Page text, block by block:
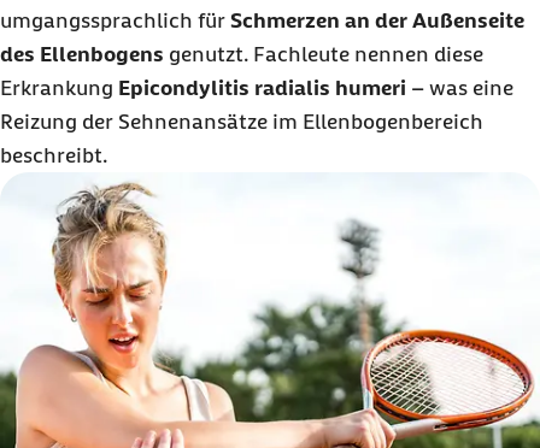
umgangssprachlich für Schmerzen an der Außenseite
des Ellenbogens genutzt. Fachleute nennen diese
Erkrankung Epicondylitis radialis humeri – was eine
Reizung der Sehnenansätze im Ellenbogenbereich
beschreibt.